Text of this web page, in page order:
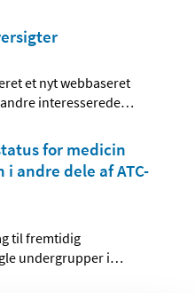
et nyt webbaseret
interesserede…
for medicin
andre dele af ATC-
til fremtidig
undergrupper i…